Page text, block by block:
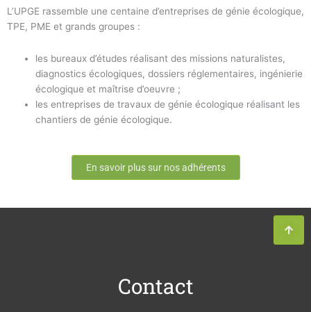
L’UPGE rassemble une centaine d’entreprises de génie écologique,
TPE, PME et grands groupes :
les bureaux d’études réalisant des missions naturalistes,
diagnostics écologiques, dossiers réglementaires, ingénierie
écologique et maîtrise d’oeuvre ;
les entreprises de travaux de génie écologique réalisant les
chantiers de génie écologique.
En savoir plus sur nos adhérents
Contact